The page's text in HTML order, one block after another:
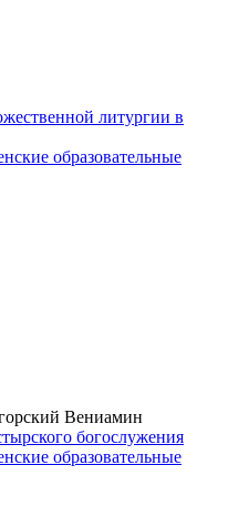
литургии в
образовательные
Вениамин
богослужения
образовательные